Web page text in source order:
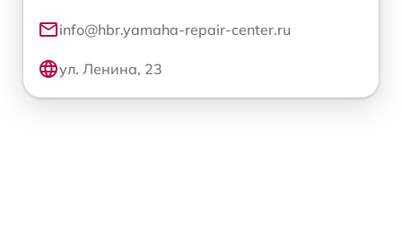
info@hbr.yamaha-repair-center.ru
ул. Ленина, 23